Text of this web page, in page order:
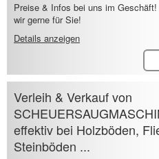
Preise & Infos bei uns im
wir gerne für Sie!
Details anzeigen
Verleih & Verkauf von
effektiv bei Holzböden,
Steinböden ...